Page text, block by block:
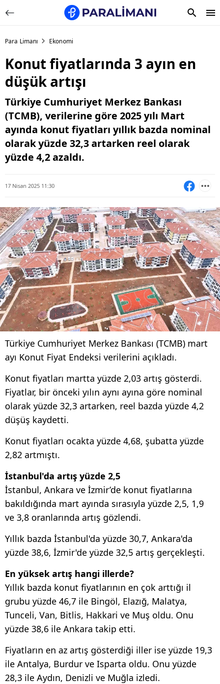
Para Limanı Ekonomi
Konut fiyatlarında 3 ayın en
düşük artışı
Türkiye Cumhuriyet Merkez Bankası
(TCMB), verilerine göre 2025 yılı Mart
ayında konut fiyatları yıllık bazda nominal
olarak yüzde 32,3 artarken reel olarak
yüzde 4,2 azaldı.
17 Nisan 2025 11:30
Türkiye Cumhuriyet Merkez Bankası (TCMB) mart
ayı Konut Fiyat Endeksi verilerini açıkladı.
Konut fiyatları martta yüzde 2,03 artış gösterdi.
Fiyatlar, bir önceki yılın aynı ayına göre nominal
olarak yüzde 32,3 artarken, reel bazda yüzde 4,2
düşüş kaydetti.
Konut fiyatları ocakta yüzde 4,68, şubatta yüzde
2,82 artmıştı.
İstanbul'da artış yüzde 2,5
İstanbul, Ankara ve İzmir’de konut fiyatlarına
bakıldığında mart ayında sırasıyla yüzde 2,5, 1,9
ve 3,8 oranlarında artış gözlendi.
Yıllık bazda İstanbul'da yüzde 30,7, Ankara'da
yüzde 38,6, İzmir'de yüzde 32,5 artış gerçekleşti.
En yüksek artış hangi illerde?
Yıllık bazda konut fiyatlarının en çok arttığı il
grubu yüzde 46,7 ile Bingöl, Elazığ, Malatya,
Tunceli, Van, Bitlis, Hakkari ve Muş oldu. Onu
yüzde 38,6 ile Ankara takip etti.
Fiyatların en az artış gösterdiği iller ise yüzde 19,3
ile Antalya, Burdur ve Isparta oldu. Onu yüzde
28,3 ile Aydın, Denizli ve Muğla izledi.